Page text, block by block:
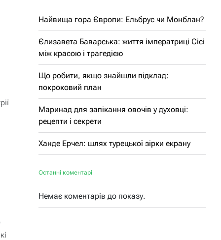
Найвища гора Європи: Ельбрус чи Монблан?
Єлизавета Баварська: життя імператриці Сісі
між красою і трагедією
Що робити, якщо знайшли підклад:
покроковий план
Маринад для запікання овочів у духовці:
рецепти і секрети
Ханде Ерчел: шлях турецької зірки екрану
Останні коментарі
Немає коментарів до показу.